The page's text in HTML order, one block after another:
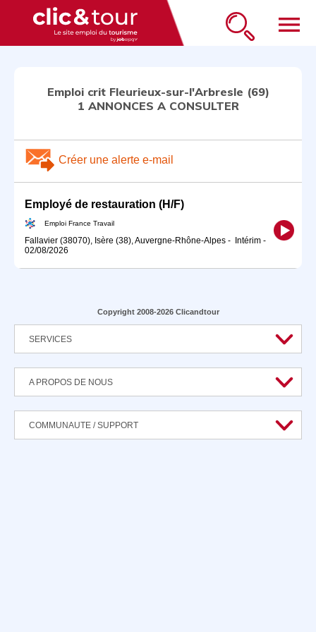
menu
Emploi crit Fleurieux-sur-l'Arbresle (69)
1 ANNONCES A CONSULTER
Créer une alerte e-mail
Employé de restauration (H/F)
Emploi France Travail
Fallavier (38070), Isère (38), Auvergne-Rhône-Alpes - Intérim -
02/08/2026
Copyright 2008-2026 Clicandtour
SERVICES
A PROPOS DE NOUS
COMMUNAUTE / SUPPORT